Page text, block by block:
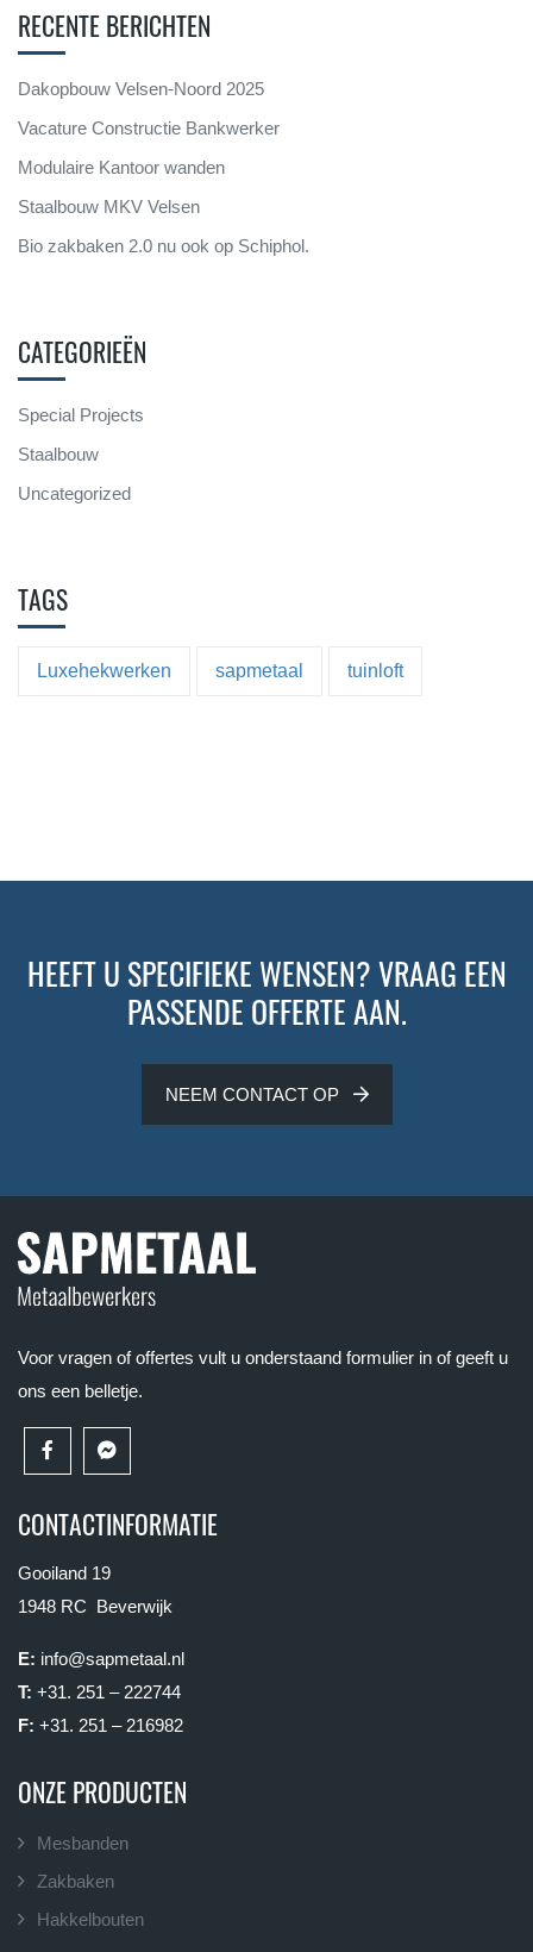
RECENTE BERICHTEN
Dakopbouw Velsen-Noord 2025
Vacature Constructie Bankwerker
Modulaire Kantoor wanden
Staalbouw MKV Velsen
Bio zakbaken 2.0 nu ook op Schiphol.
CATEGORIEËN
Special Projects
Staalbouw
Uncategorized
TAGS
Luxehekwerken sapmetaal tuinloft
HEEFT U SPECIFIEKE WENSEN? VRAAG EEN
PASSENDE OFFERTE AAN.
NEEM CONTACT OP
Voor vragen of offertes vult u onderstaand formulier in of geeft u
ons een belletje.
CONTACTINFORMATIE
Gooiland 19
1948 RC Beverwijk
E: info@sapmetaal.nl
T: +31. 251 – 222744
F: +31. 251 – 216982
ONZE PRODUCTEN
Mesbanden
Zakbaken
Hakkelbouten